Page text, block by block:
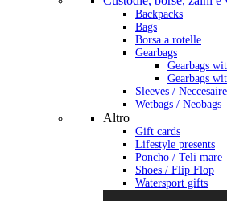
Backpacks
Bags
Borsa a rotelle
Gearbags
Gearbags
Gearbags
Sleeves /
Wetbags / Neobags
Altro
Gift cards
Lifestyle presents
Poncho / Teli mare
Shoes / Flip Flop
Watersport gifts